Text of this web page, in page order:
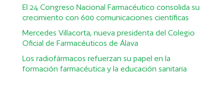
El 24 Congreso Nacional Farmacéutico consolida su
crecimiento con 600 comunicaciones científicas
Mercedes Villacorta, nueva presidenta del Colegio
Oficial de Farmacéuticos de Álava
Los radiofármacos refuerzan su papel en la
formación farmacéutica y la educación sanitaria